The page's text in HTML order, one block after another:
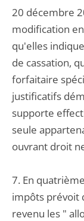
20 décembre
modification
qu'elles
de cassation,
forfaitaire
justificatifs
supporte
seule
ouvrant droit
7. En
impôts prévoit
revenu les "